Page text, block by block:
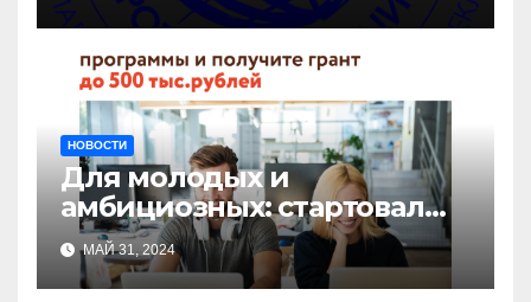
НОВОСТИ
Для молодых и
амбициозных: стартовал
прием заявок на участие в
бизнес-акселераторе «Ты
МАЙ 31, 2024